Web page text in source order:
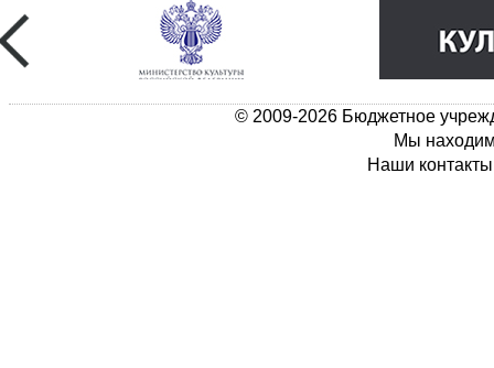
© 2009-2026 Бюджетное
Мы
Наши